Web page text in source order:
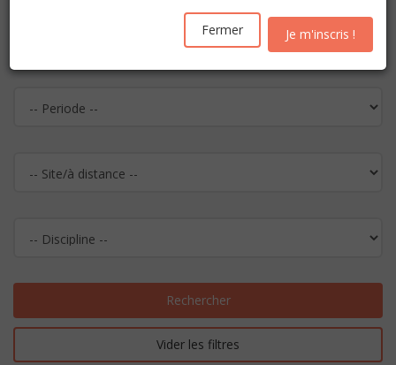
Rechercher
Vider les filtres
Fermer Je m'inscris !